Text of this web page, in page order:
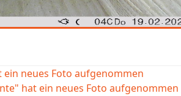
ein neues Foto aufgenommen
hat ein neues Foto aufgenommen